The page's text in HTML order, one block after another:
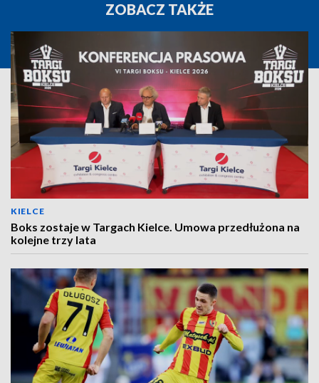
ZOBACZ TAKŻE
KIELCE
Boks zostaje w Targach Kielce. Umowa przedłużona na
kolejne trzy lata